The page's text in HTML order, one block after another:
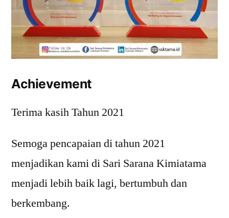
Achievement
Terima kasih Tahun 2021
Semoga pencapaian di tahun 2021
menjadikan kami di Sari Sarana Kimiatama
menjadi lebih baik lagi, bertumbuh dan
berkembang.